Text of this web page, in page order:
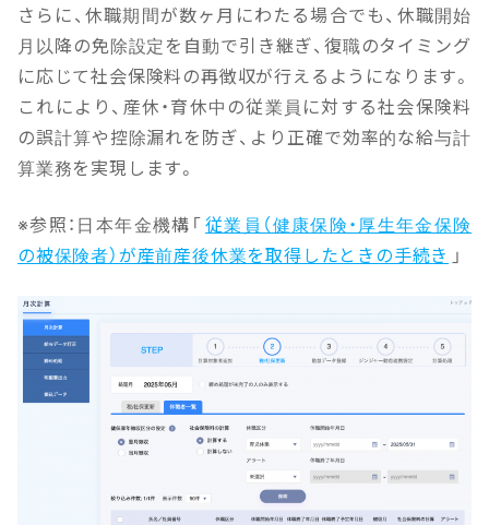
さらに、休職期間が数ヶ月にわたる場合でも、休職開始
月以降の免除設定を自動で引き継ぎ、復職のタイミング
に応じて社会保険料の再徴収が行えるようになります。
これにより、産休・育休中の従業員に対する社会保険料
の誤計算や控除漏れを防ぎ、より正確で効率的な給与計
算業務を実現します。
※参照：日本年金機構「従業員（健康保険・厚生年金保険
の被保険者）が産前産後休業を取得したときの手続き 」